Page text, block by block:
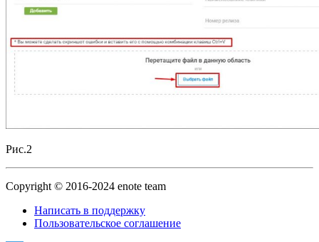
Рис.2
Copyright © 2016-2024 enote team
Написать в поддержку
Пользовательское соглашение